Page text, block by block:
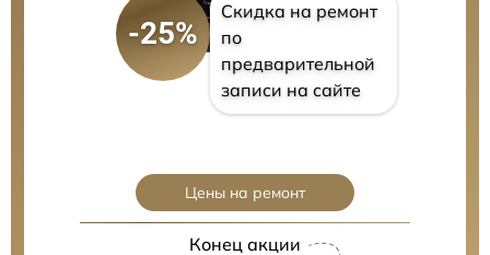
-25%
Скидка на ремонт
по
предварительной
записи на сайте
Цены на ремонт
Конец акции